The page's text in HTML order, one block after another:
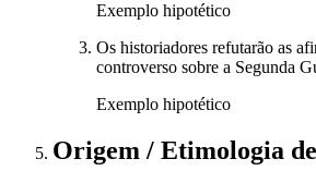
Exemplo hipotético
Os historiadores refutarão as
controverso sobre a Segunda
Exemplo hipotético
Origem / Etimologia de